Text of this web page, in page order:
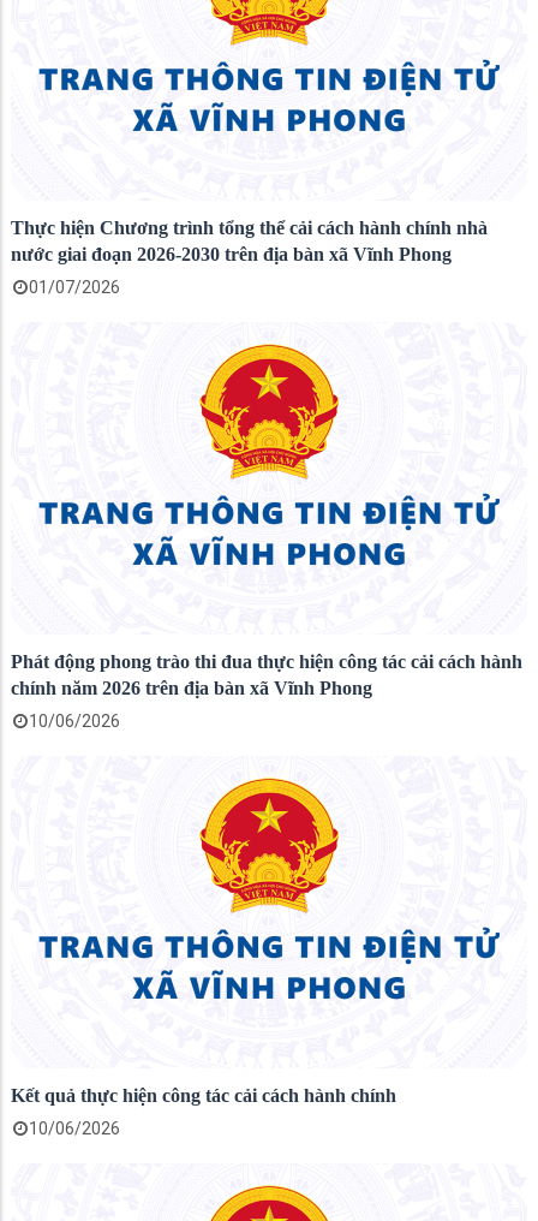
Thực hiện Chương trình tổng thể cải cách hành chính nhà
nước giai đoạn 2026-2030 trên địa bàn xã Vĩnh Phong
01/07/2026
Phát động phong trào thi đua thực hiện công tác cải cách hành
chính năm 2026 trên địa bàn xã Vĩnh Phong
10/06/2026
Kết quả thực hiện công tác cải cách hành chính
10/06/2026